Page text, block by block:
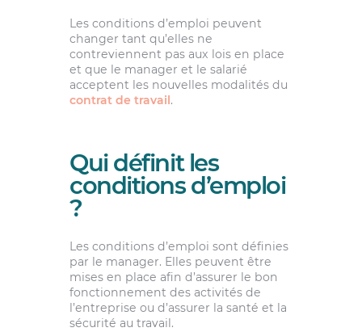
Les conditions d’emploi peuvent
changer tant qu’elles ne
contreviennent pas aux lois en place
et que le manager et le salarié
acceptent les nouvelles modalités du
contrat de travail.
Qui définit les
conditions d’emploi
?
Les conditions d’emploi sont définies
par le manager. Elles peuvent être
mises en place afin d’assurer le bon
fonctionnement des activités de
l’entreprise ou d’assurer la santé et la
sécurité au travail.